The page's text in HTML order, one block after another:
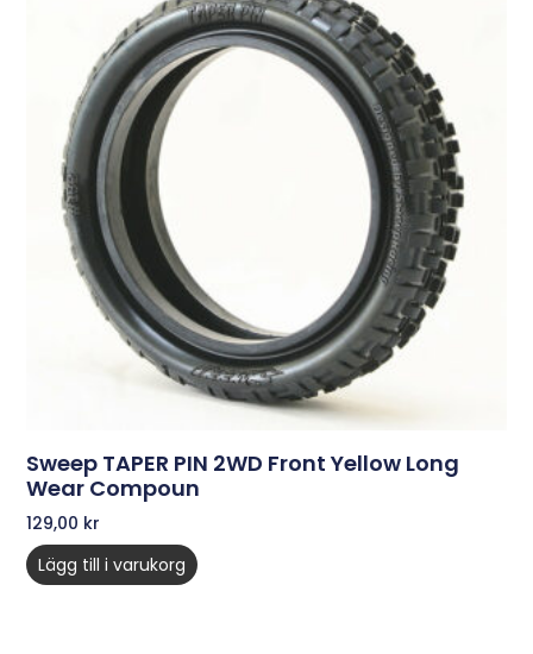
Sweep TAPER PIN 2WD Front Yellow Long
Wear Compoun
129,00 kr
Lägg till i varukorg